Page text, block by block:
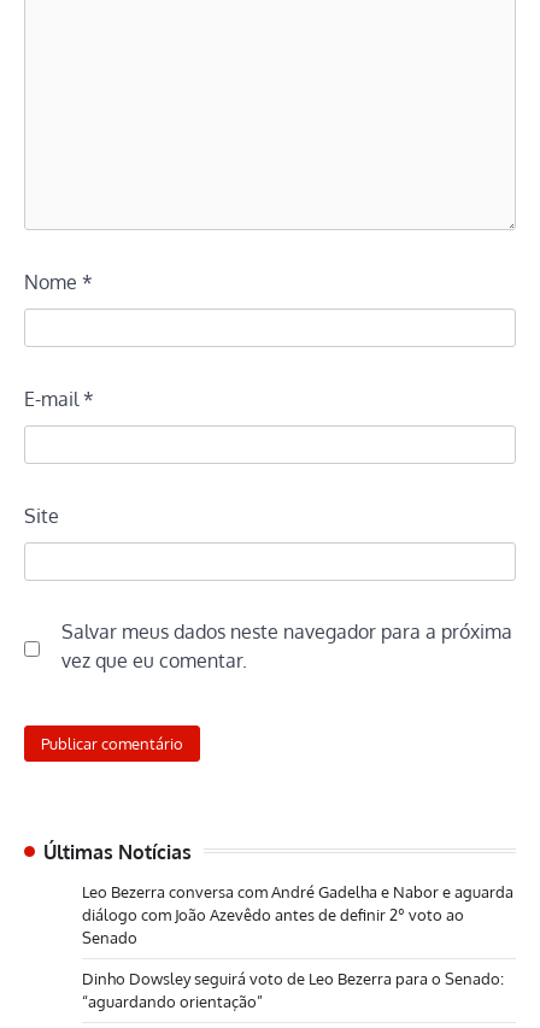
Nome *
E-mail*
Site
Salvar meus dados neste navegador para a próxima
vez que eu comentar.
Últimas Notícias
Leo Bezerra conversa com André Gadelha e Nabor e aguarda
diálogo com João Azevêdo antes de definir 2º voto ao
Senado
Dinho Dowsley seguirá voto de Leo Bezerra para o Senado:
“aguardando orientação”